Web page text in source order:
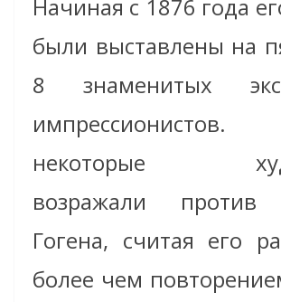
Начиная с 1876 года
были выставлены на
8 знаменитых
импрессионистов.
некоторые
возражали против
Гогена, считая его
более чем